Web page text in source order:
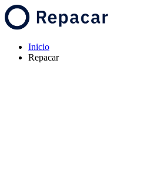
Inicio
Repacar